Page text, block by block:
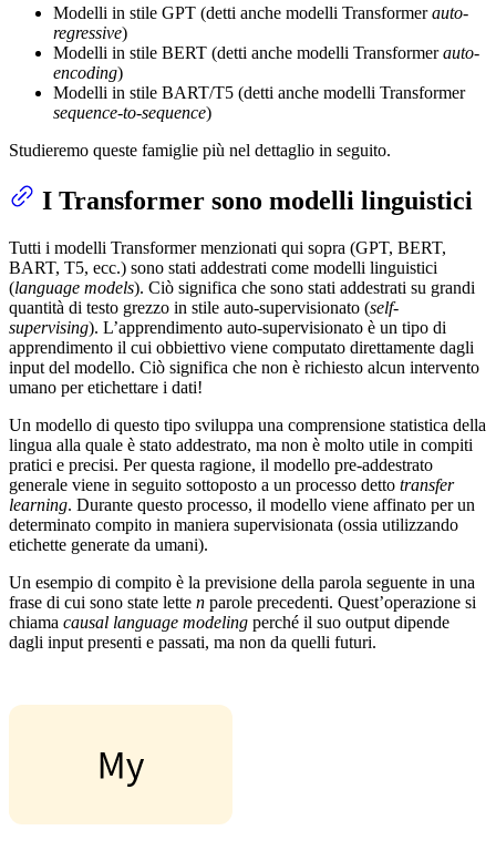
Modelli in stile GPT (detti anche modelli Transformerauto-
regressive)
Modelli in stile BERT (detti anche modelli Transformerauto-
encoding)
Modelli in stile BART/T5 (detti anche modelli Transformer
sequence-to-sequence)
Studieremo queste famiglie più nel dettaglio in seguito.
I Transformer sono modelli linguistici
Tutti i modelli Transformer menzionati qui sopra (GPT, BERT,
BART, T5, ecc.) sono stati addestrati come modelli linguistici
(language models). Ciò significa che sono stati addestrati su grandi
quantità di testo grezzo in stile auto-supervisionato (self-
supervising). L’apprendimento auto-supervisionato è un tipo di
apprendimento il cui obbiettivo viene computato direttamente dagli
input del modello. Ciò significa che non è richiesto alcun intervento
umano per etichettare i dati!
Un modello di questo tipo sviluppa una comprensione statistica della
lingua alla quale è stato addestrato, ma non è molto utile in compiti
pratici e precisi. Per questa ragione, il modello pre-addestrato
generale viene in seguito sottoposto a un processo detto transfer
learning. Durante questo processo, il modello viene affinato per un
determinato compito in maniera supervisionata (ossia utilizzando
etichette generate da umani).
Un esempio di compito è la previsione della parola seguente in una
frase di cui sono state lette n parole precedenti. Quest’operazione si
chiama causal language modeling perché il suo output dipende
dagli input presenti e passati, ma non da quelli futuri.